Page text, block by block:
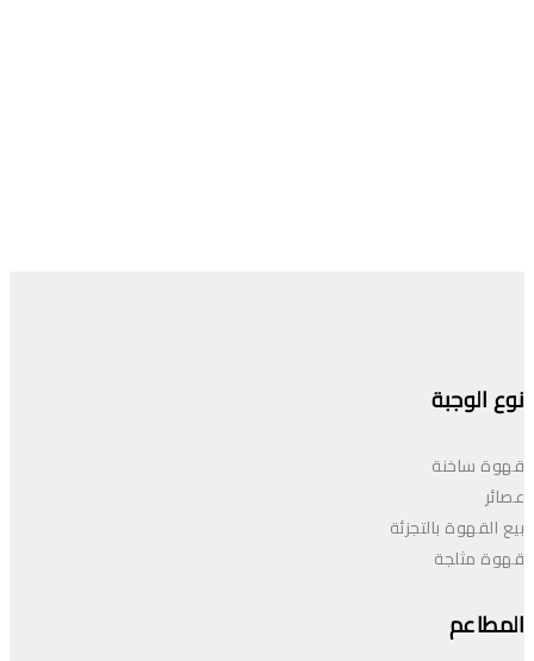
نوع الوجبة
قهوة ساخنة
عصائر
بيع القهوة بالتجزئة
قهوة مثلجة
المطاعم